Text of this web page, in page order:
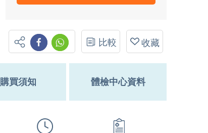
比較 收藏
購買須知 體檢中心資料